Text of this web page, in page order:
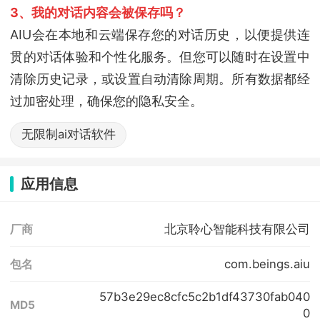
3、我的对话内容会被保存吗？
AIU会在本地和云端保存您的对话历史，以便提供连
贯的对话体验和个性化服务。但您可以随时在设置中
清除历史记录，或设置自动清除周期。所有数据都经
过加密处理，确保您的隐私安全。
无限制ai对话软件
应用信息
厂商 北京聆心智能科技有限公司
包名 com.beings.aiu
MD5
57b3e29ec8cfc5c2b1df43730fab040
0